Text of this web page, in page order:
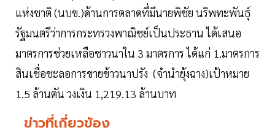
แห่งชาติ (นบข.)ด้านการตลาดที่มีนายพิชัย นริพทะพันธุ์
รัฐมนตรีว่าการกระทรวงพาณิชย์เป็นประธาน ได้เสนอ
มาตรการช่วยเหลือชาวนาใน 3 มาตรการ ได้แก่ 1.มาตรการ
สินเชื่อชะลอการขายข้าวนาปรัง (จำนำยุ้งฉาง)เป้าหมาย
1.5 ล้านตัน วงเงิน 1,219.13 ล้านบาท
ข่าวที่เกี่ยวข้อง